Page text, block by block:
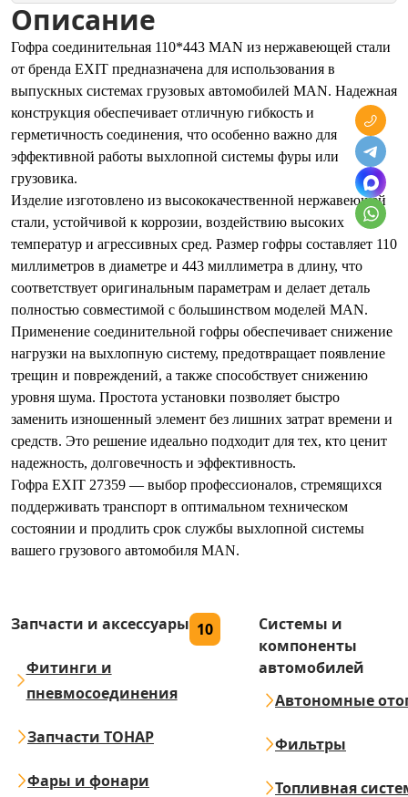
Описание
Гофра соединительная 110*443 MAN из нержавеющей стали
от бренда EXIT предназначена для использования в
выпускных системах грузовых автомобилей MAN. Надежная
конструкция обеспечивает отличную гибкость и
герметичность соединения, что особенно важно для
эффективной работы выхлопной системы фуры или
грузовика.
Изделие изготовлено из высококачественной нержавеющей
стали, устойчивой к коррозии, воздействию высоких
температур и агрессивных сред. Размер гофры составляет 110
миллиметров в диаметре и 443 миллиметра в длину, что
соответствует оригинальным параметрам и делает деталь
полностью совместимой с большинством моделей MAN.
Применение соединительной гофры обеспечивает снижение
нагрузки на выхлопную систему, предотвращает появление
трещин и повреждений, а также способствует снижению
уровня шума. Простота установки позволяет быстро
заменить изношенный элемент без лишних затрат времени и
средств. Это решение идеально подходит для тех, кто ценит
надежность, долговечность и эффективность.
Гофра EXIT 27359 — выбор профессионалов, стремящихся
поддерживать транспорт в оптимальном техническом
состоянии и продлить срок службы выхлопной системы
вашего грузового автомобиля MAN.
Запчасти и аксессуары 10
Фитинги и
пневмосоединения
Запчасти ТОНАР
Фары и фонари
Системы и
компоненты
автомобилей
Автономные
Фильтры
Топливная